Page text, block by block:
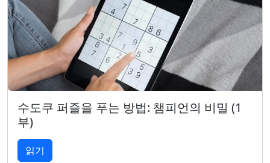
수도쿠 퍼즐을 푸는 방법: 챔피언의 비밀 (1
부)
읽기